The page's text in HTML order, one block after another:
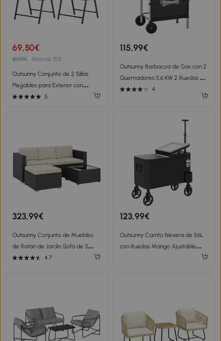
69,50€
81,99€ Ahorras 15%
Outsunny Conjunto de 2 Sillas
Plegables para Exterior con
Reposabrazos para Jardín
5
115,99€
Outsunny Barbacoa de Gas con 2
Quemadores 5,6 KW 2 Ruedas 2
Mesas Laterales y Parrillas de
4
323,99€
Outsunny Conjunto de Muebles
de Ratán de Jardín Sofá de 3
Plazas Taburete y Mesa de
4.7
123,99€
Outsunny Carrito Nevera de 56L
con Ruedas Mango Ajustable